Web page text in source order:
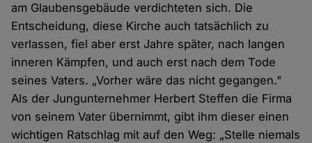
am Glaubensgebäude verdichteten sich. Die
Entscheidung, diese Kirche auch tatsächlich zu
verlassen, fiel aber erst Jahre später, nach langen
inneren Kämpfen, und auch erst nach dem Tode
seines Vaters. „Vorher wäre das nicht gegangen."
Als der Jungunternehmer Herbert Steffen die Firma
von seinem Vater übernimmt, gibt ihm dieser einen
wichtigen Ratschlag mit auf den Weg: „Stelle niemals